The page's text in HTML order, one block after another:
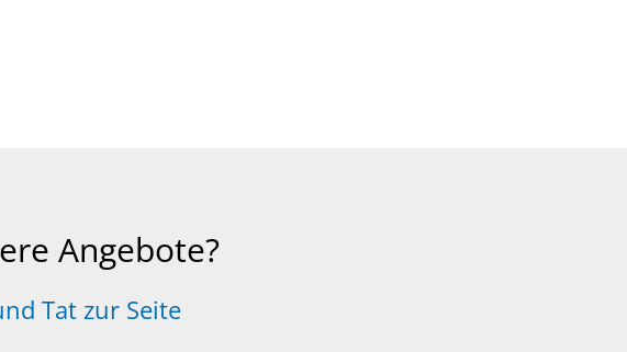
Angebote?
Tat zur Seite